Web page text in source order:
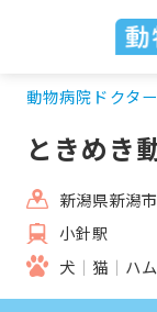
動物病院ドクタ
ときめき
新潟県新潟
小針駅
犬
猫 ハ